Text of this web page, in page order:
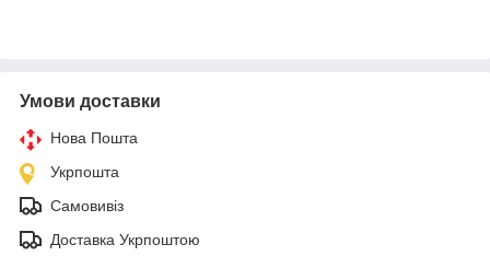
Умови доставки
Нова Пошта
Укрпошта
Самовивіз
Доставка Укрпоштою